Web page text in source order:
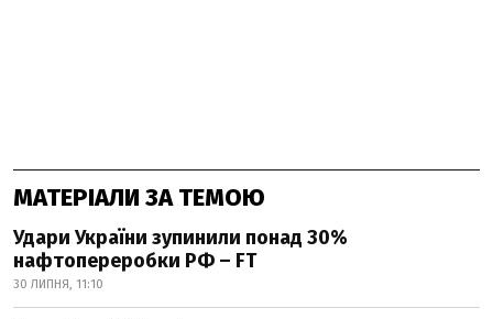
МАТЕРІАЛИ ЗА ТЕМОЮ
Удари України зупинили понад 30%
нафтопереробки РФ – FT
30 ЛИПНЯ, 11:10